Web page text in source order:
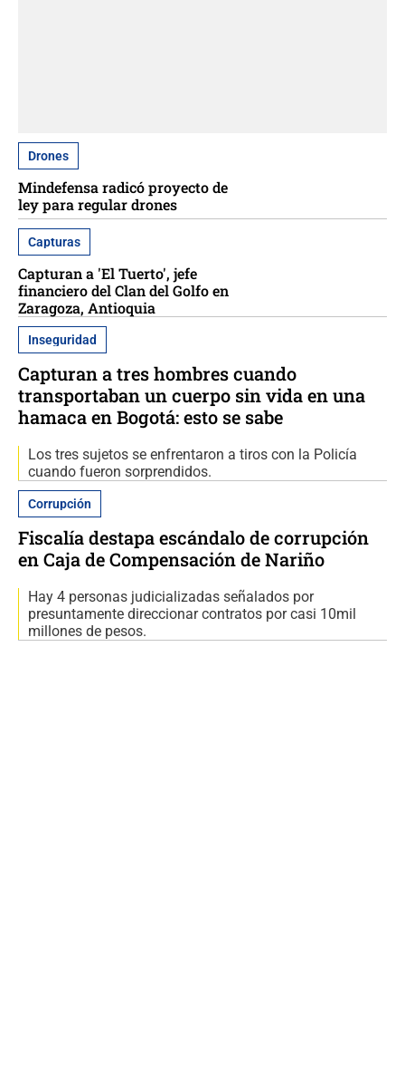
Drones
Mindefensa radicó proyecto de
ley para regular drones
Capturas
Capturan a 'El Tuerto', jefe
financiero del Clan del Golfo en
Zaragoza, Antioquia
Inseguridad
Capturan a tres hombres cuando
transportaban un cuerpo sin vida en una
hamaca en Bogotá: esto se sabe
Los tres sujetos se enfrentaron a tiros con la Policía
cuando fueron sorprendidos.
Corrupción
Fiscalía destapa escándalo de corrupción
en Caja de Compensación de Nariño
Hay 4 personas judicializadas señalados por
presuntamente direccionar contratos por casi 10mil
millones de pesos.